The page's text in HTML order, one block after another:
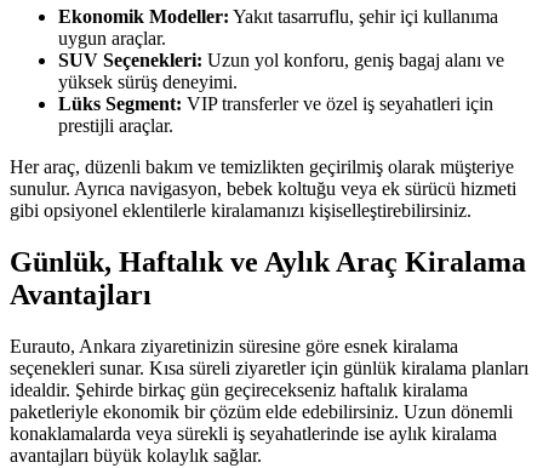
Ekonomik Modeller: Yakıt tasarruflu, şehir içi kullanıma
uygun araçlar.
SUV Seçenekleri: Uzun yol konforu, geniş bagaj alanı ve
yüksek sürüş deneyimi.
Lüks Segment: VIP transferler ve özel iş seyahatleri için
prestijli araçlar.
Her araç, düzenli bakım ve temizlikten geçirilmiş olarak müşteriye
sunulur. Ayrıca navigasyon, bebek koltuğu veya ek sürücü hizmeti
gibi opsiyonel eklentilerle kiralamanızı kişiselleştirebilirsiniz.
Günlük, Haftalık ve Aylık Araç Kiralama
Avantajları
Eurauto, Ankara ziyaretinizin süresine göre esnek kiralama
seçenekleri sunar. Kısa süreli ziyaretler için günlük kiralama planları
idealdir. Şehirde birkaç gün geçirecekseniz haftalık kiralama
paketleriyle ekonomik bir çözüm elde edebilirsiniz. Uzun dönemli
konaklamalarda veya sürekli iş seyahatlerinde ise aylık kiralama
avantajları büyük kolaylık sağlar.